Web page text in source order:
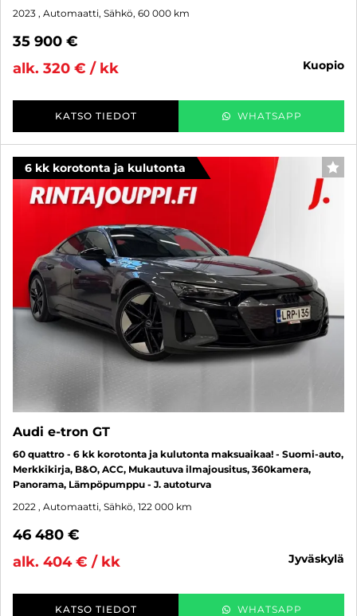
2023 , Automaatti, Sähkö, 60 000 km
35 900 €
alk. 320 € / kk
kuopio
KATSO TIEDOT WHATSAPP
6 kk korotonta ja kulutonta
Audi e-tron GT
60 quattro - 6 kk korotonta ja kulutonta maksuaikaa! - Suomi-auto,
Merkkikirja, B&O, ACC, Mukautuva ilmajousitus, 360kamera,
Panorama, Lämpöpumppu - J. autoturva
2022 , Automaatti, Sähkö, 122 000 km
46 480 €
alk. 404 € / kk
jyväskylä
KATSO TIEDOT WHATSAPP